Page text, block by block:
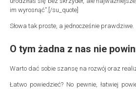
im wyrosnąć”.[/su_quote]
Słowa tak proste, a jednocześnie prawdziwe.
O tym żadna z nas nie
Warto dać sobie szansę na rozwój oraz
Łatwo powiedzieć? No pewnie, łatwiej